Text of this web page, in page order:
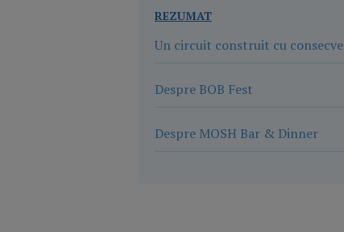
REZUMAT
Un circuit construit cu
Despre BOB Fest
Despre MOSH Bar & Dinner